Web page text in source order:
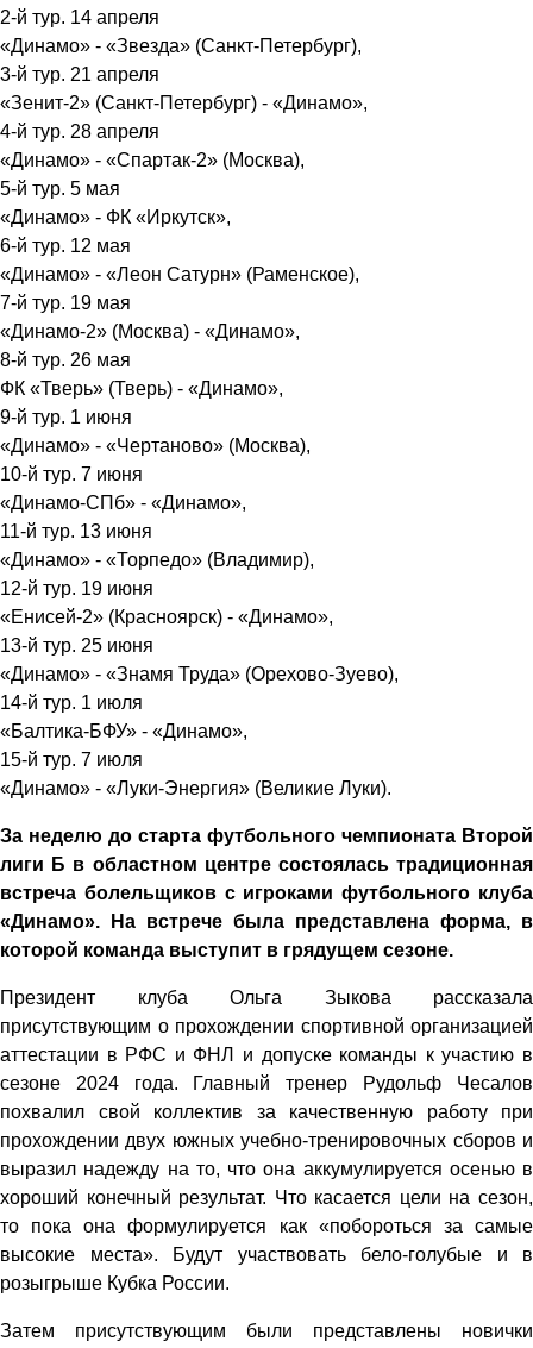
2-й тур. 14 апреля
«Динамо» - «Звезда» (Санкт-Петербург),
3-й тур. 21 апреля
«Зенит-2» (Санкт-Петербург) - «Динамо»,
4-й тур. 28 апреля
«Динамо» - «Спартак-2» (Москва),
5-й тур. 5 мая
«Динамо» - ФК «Иркутск»,
6-й тур. 12 мая
«Динамо» - «Леон Сатурн» (Раменское),
7-й тур. 19 мая
«Динамо-2» (Москва) - «Динамо»,
8-й тур. 26 мая
ФК «Тверь» (Тверь) - «Динамо»,
9-й тур. 1 июня
«Динамо» - «Чертаново» (Москва),
10-й тур. 7 июня
«Динамо-СПб» - «Динамо»,
11-й тур. 13 июня
«Динамо» - «Торпедо» (Владимир),
12-й тур. 19 июня
«Енисей-2» (Красноярск) - «Динамо»,
13-й тур. 25 июня
«Динамо» - «Знамя Труда» (Орехово-Зуево),
14-й тур. 1 июля
«Балтика-БФУ» - «Динамо»,
15-й тур. 7 июля
«Динамо» - «Луки-Энергия» (Великие Луки).
За неделю до старта футбольного чемпионата Второй
лиги Б в областном центре состоялась традиционная
встреча болельщиков с игроками футбольного клуба
«Динамо». На встрече была представлена форма, в
которой команда выступит в грядущем сезоне.
Президент клуба Ольга Зыкова рассказала
присутствующим о прохождении спортивной организацией
аттестации в РФС и ФНЛ и допуске команды к участию в
сезоне 2024 года. Главный тренер Рудольф Чесалов
похвалил свой коллектив за качественную работу при
прохождении двух южных учебно-тренировочных сборов и
выразил надежду на то, что она аккумулируется осенью в
хороший конечный результат. Что касается цели на сезон,
то пока она формулируется как «побороться за самые
высокие места». Будут участвовать бело-голубые и в
розыгрыше Кубка России.
Затем присутствующим были представлены новички